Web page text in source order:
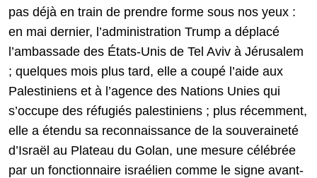
pas déjà en train de prendre forme sous nos yeux :
en mai dernier, l’administration Trump a déplacé
l’ambassade des États-Unis de Tel Aviv à Jérusalem
; quelques mois plus tard, elle a coupé l’aide aux
Palestiniens et à l’agence des Nations Unies qui
s’occupe des réfugiés palestiniens ; plus récemment,
elle a étendu sa reconnaissance de la souveraineté
d’Israël au Plateau du Golan, une mesure célébrée
par un fonctionnaire israélien comme le signe avant-